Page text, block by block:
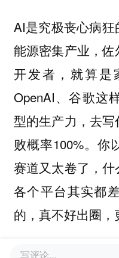
AI是究极丧心病狂
能源密集产业，
开发者，就算是
OpenAI、谷歌这
型的生产力，去
败概率100%。你
赛道又太卷了，什
各个平台其实都
的，真不好出圈，
写评论...